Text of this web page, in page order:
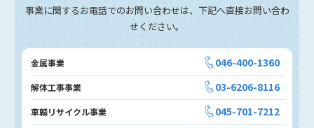
事業に関するお電話でのお問い合わせは、下記へ直接お問い合わ
せください。
金属事業 046-400-1360
解体工事事業 03-6206-8116
車輌リサイクル事業 045-701-7212